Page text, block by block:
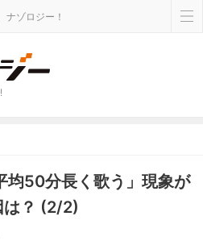
ナゾロジー！
均50分長く歌う」現象が
は？ (2/2)